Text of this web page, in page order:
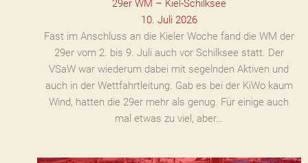
29er WM – Kiel-Schilksee
10. Juli 2026
Fast im Anschluss an die Kieler Woche fand die WM der
29er vom 2. bis 9. Juli auch vor Schilksee statt. Der
VSaW war wiederum dabei mit segelnden Aktiven und
auch in der Wettfahrtleitung. Gab es bei der KiWo kaum
Wind, hatten die 29er mehr als genug. Für einige auch
mal etwas zu viel, aber…